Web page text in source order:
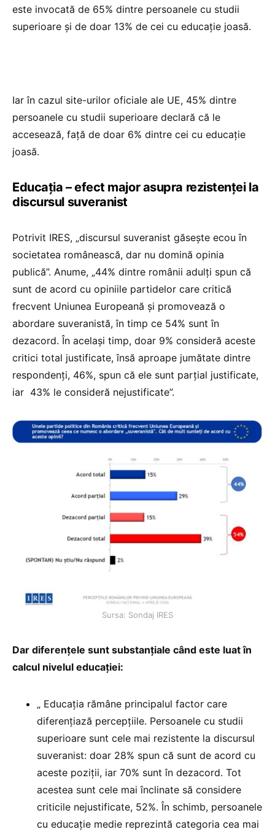
este invocată de 65% dintre persoanele cu studii
superioare și de doar 13% de cei cu educație joasă.
Iar în cazul site-urilor oficiale ale UE, 45% dintre
persoanele cu studii superioare declară că le
accesează, față de doar 6% dintre cei cu educație
joasă.
Educația – efect major asupra rezistenței la
discursul suveranist
Potrivit IRES, „discursul suveranist găsește ecou în
societatea românească, dar nu domină opinia
publică”. Anume, „44% dintre românii adulți spun că
sunt de acord cu opiniile partidelor care critică
frecvent Uniunea Europeană și promovează o
abordare suveranistă, în timp ce 54% sunt în
dezacord. În același timp, doar 9% consideră aceste
critici total justificate, însă aproape jumătate dintre
respondenți, 46%, spun că ele sunt parțial justificate,
iar 43% le consideră nejustificate”.
Sursa: Sondaj IRES
Dar diferențele sunt substanțiale când este luat în
calcul nivelul educației:
„ Educația rămâne principalul factor care
diferențiază percepțiile. Persoanele cu studii
superioare sunt cele mai rezistente la discursul
suveranist: doar 28% spun că sunt de acord cu
aceste poziții, iar 70% sunt în dezacord. Tot
acestea sunt cele mai înclinate să considere
criticile nejustificate, 52%. În schimb, persoanele
cu educație medie reprezintă categoria cea mai